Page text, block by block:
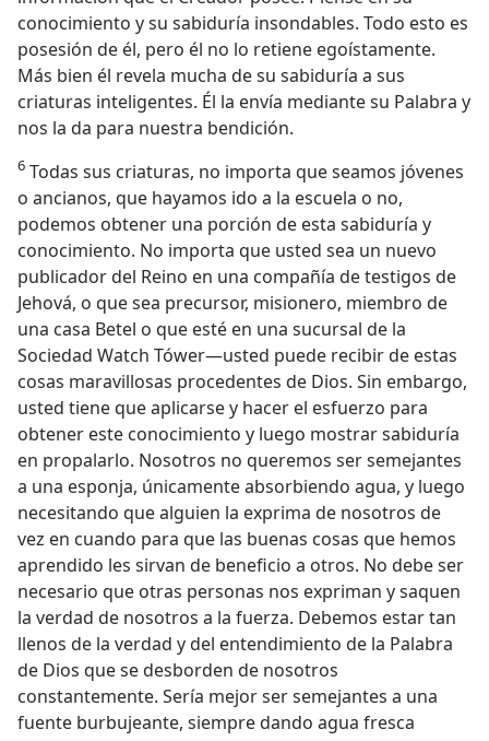
conocimiento y su sabiduría insondables. Todo esto es
posesión de él, pero él no lo retiene egoístamente.
Más bien él revela mucha de su sabiduría a sus
criaturas inteligentes. Él la envía mediante su Palabra y
nos la da para nuestra bendición.
6 Todas sus criaturas, no importa que seamos jóvenes
o ancianos, que hayamos ido a la escuela o no,
podemos obtener una porción de esta sabiduría y
conocimiento. No importa que usted sea un nuevo
publicador del Reino en una compañía de testigos de
Jehová, o que sea precursor, misionero, miembro de
una casa Betel o que esté en una sucursal de la
Sociedad Watch Tówer—usted puede recibir de estas
cosas maravillosas procedentes de Dios. Sin embargo,
usted tiene que aplicarse y hacer el esfuerzo para
obtener este conocimiento y luego mostrar sabiduría
en propalarlo. Nosotros no queremos ser semejantes
a una esponja, únicamente absorbiendo agua, y luego
necesitando que alguien la exprima de nosotros de
vez en cuando para que las buenas cosas que hemos
aprendido les sirvan de beneficio a otros. No debe ser
necesario que otras personas nos expriman y saquen
la verdad de nosotros a la fuerza. Debemos estar tan
llenos de la verdad y del entendimiento de la Palabra
de Dios que se desborden de nosotros
constantemente. Sería mejor ser semejantes a una
fuente burbujeante, siempre dando agua fresca